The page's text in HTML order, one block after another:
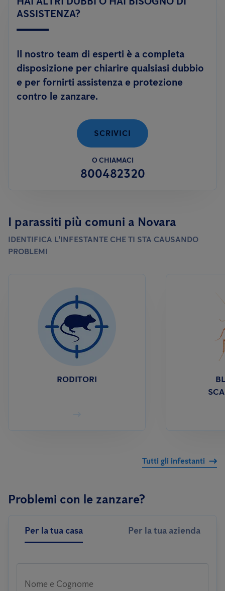
efficacemente.
adulto; oppure tramite trattamenti di disinfestazione
Anticimex è inoltre in grado di offrire un servizio innovativo
contro le zanzare:FLY DEFENCE, per aiutarti a risolvere il
problema delle zanzare anche in autonomia.
ASSISTENZA?
Il nostro team di esperti è a completa
disposizione per chiarire qualsiasi dubbio
e per fornirti assistenza e protezione
contro le zanzare.
SCRIVICI
O CHIAMACI
800482320
I parassiti più comuni a Novara
IDENTIFICA L'INFESTANTE CHE TI STA CAUSANDO
PROBLEMI
RODITORI
Tutti gli infestanti
Problemi con le zanzare?
Per la tua casa Per la tua azienda
Nome e Cognome